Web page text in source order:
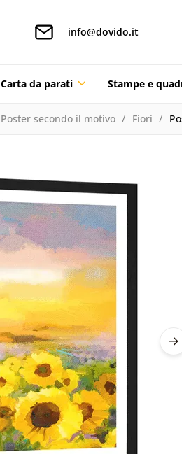
info@dovido.it
Carta da parati Stampe e
Poster secondo il motivo Fiori